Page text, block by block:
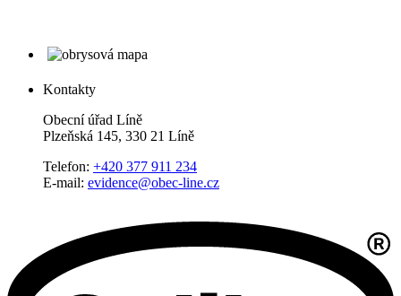
Kontakty
Obecní úřad Líně
Plzeňská 145, 330 21 Líně
Telefon: +420 377 911 234
E-mail: evidence@obec-line.cz